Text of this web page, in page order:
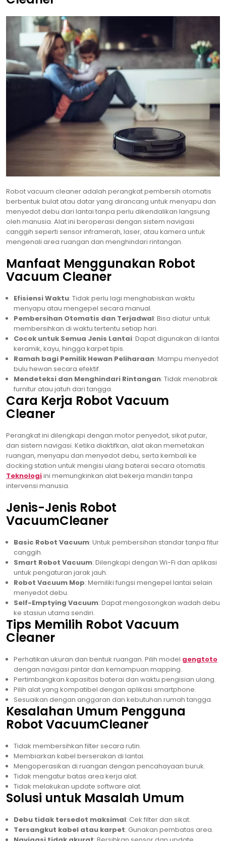
Robot vacuum cleaner adalah perangkat pembersih otomatis
berbentuk bulat atau datar yang dirancang untuk menyapu dan
menyedot debu dari lantai tanpa perlu dikendalikan langsung
oleh manusia. Alat ini beroperasi dengan sistem navigasi
canggih seperti sensor inframerah, laser, atau kamera untuk
mengenali area ruangan dan menghindari rintangan.
Manfaat Menggunakan Robot
Vacuum Cleaner
Efisiensi Waktu: Tidak perlu lagi menghabiskan waktu
menyapu atau mengepel secara manual.
Pembersihan Otomatis dan Terjadwal: Bisa diatur untuk
membersihkan di waktu tertentu setiap hari.
Cocok untuk Semua Jenis Lantai: Dapat digunakan di lantai
keramik, kayu, hingga karpet tipis.
Ramah bagi Pemilik Hewan Peliharaan: Mampu menyedot
bulu hewan secara efektif.
Mendeteksi dan Menghindari Rintangan: Tidak menabrak
furnitur atau jatuh dari tangga.
Cara Kerja Robot Vacuum
Cleaner
Perangkat ini dilengkapi dengan motor penyedot, sikat putar,
dan sistem navigasi. Ketika diaktifkan, alat akan memetakan
ruangan, menyapu dan menyedot debu, serta kembali ke
docking station untuk mengisi ulang baterai secara otomatis.
Teknologiini memungkinkan alat bekerja mandiri tanpa
intervensi manusia.
Jenis-Jenis Robot
VacuumCleaner
Basic Robot Vacuum: Untuk pembersihan standar tanpa fitur
canggih.
Smart Robot Vacuum: Dilengkapi dengan Wi-Fi dan aplikasi
untuk pengaturan jarak jauh.
Robot Vacuum Mop: Memiliki fungsi mengepel lantai selain
menyedot debu.
Self-Emptying Vacuum: Dapat mengosongkan wadah debu
ke stasiun utama sendiri.
Tips Memilih Robot Vacuum
Cleaner
Perhatikan ukuran dan bentuk ruangan. Pilih model gengtoto
dengan navigasi pintar dan kemampuan mapping.
Pertimbangkan kapasitas baterai dan waktu pengisian ulang.
Pilih alat yang kompatibel dengan aplikasi smartphone.
Sesuaikan dengan anggaran dan kebutuhan rumah tangga.
Kesalahan Umum Pengguna
Robot VacuumCleaner
Tidak membersihkan filter secara rutin.
Membiarkan kabel berserakan di lantai.
Mengoperasikan di ruangan dengan pencahayaan buruk.
Tidak mengatur batas area kerja alat.
Tidak melakukan update software alat.
Solusi untuk Masalah Umum
Debu tidak tersedot maksimal: Cek filter dan sikat.
Tersangkut kabel atau karpet: Gunakan pembatas area.